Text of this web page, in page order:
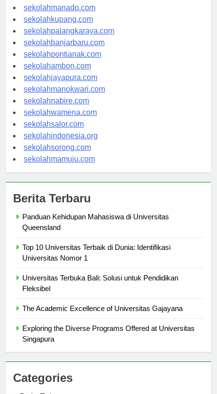
sekolahtanjungselor.com
sekolahmanado.com
sekolahkupang.com
sekolahpalangkaraya.com
sekolahbanjarbaru.com
sekolahpontianak.com
sekolahambon.com
sekolahjayapura.com
sekolahmanokwari.com
sekolahnabire.com
sekolahwamena.com
sekolahsalor.com
sekolahindonesia.org
sekolahsorong.com
Panduan Kehidupan Mahasiswa di Universitas
Top 10 Universitas Terbaik di Dunia: Identifikasi
Universitas Terbuka Bali: Solusi untuk Pendidikan
Exploring the Diverse Programs Offered at Universitas
Categories